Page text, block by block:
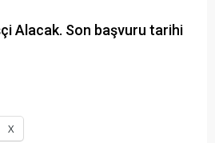
Alacak. Son başvuru tarihi
X